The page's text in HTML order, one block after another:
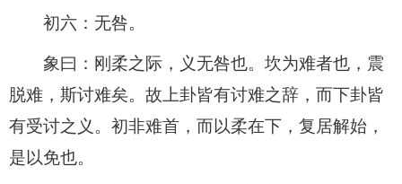
初六：无咎。
象曰：刚柔之际，义无咎也。坎为难者也，震
脱难，斯讨难矣。故上卦皆有讨难之辞，而下卦皆
有受讨之义。初非难首，而以柔在下，复居解始，
是以免也。